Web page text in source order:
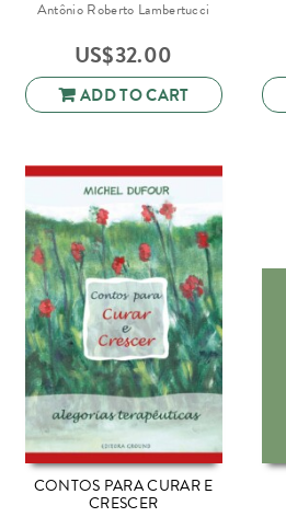
Antônio Roberto Lambertucci
US$32.00
ADD TO CART
CONTOS PARA CURAR E
CRESCER